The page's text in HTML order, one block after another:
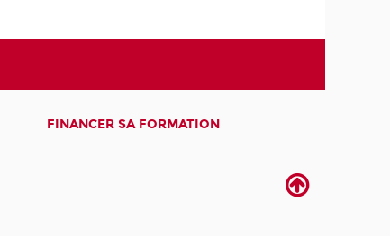
FINANCER SA FORMATION